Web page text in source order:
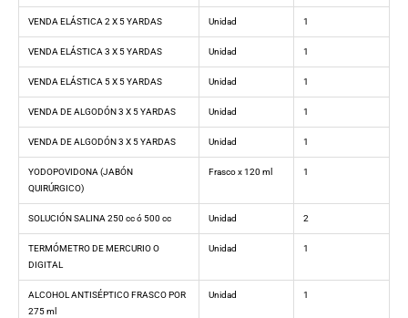
VENDA ELÁSTICA 2 X 5 YARDAS Unidad 1
VENDA ELÁSTICA 3 X 5 YARDAS Unidad 1
VENDA ELÁSTICA 5 X 5 YARDAS Unidad 1
VENDA DE ALGODÓN 3 X 5 YARDAS Unidad 1
VENDA DE ALGODÓN 3 X 5 YARDAS Unidad 1
YODOPOVIDONA (JABÓN
QUIRÚRGICO)
Frasco x 120 ml 1
SOLUCIÓN SALINA 250 cc ó 500 cc Unidad 2
TERMÓMETRO DE MERCURIO O
DIGITAL
Unidad 1
ALCOHOL ANTISÉPTICO FRASCO POR
275 ml
Unidad 1